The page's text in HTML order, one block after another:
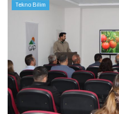
Tekno Bilim